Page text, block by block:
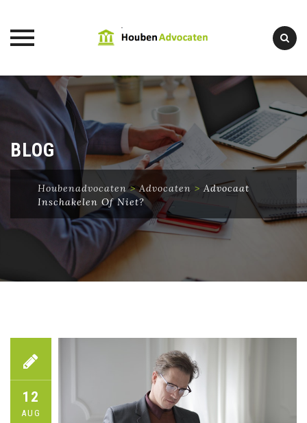
Skip
content
BLOG
Houbenadvocaten>Advocaten >Advocaat
Inschakelen Of Niet?
12
AUG